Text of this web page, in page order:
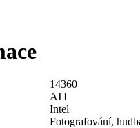
14360
ATI
Intel
Fotografování,